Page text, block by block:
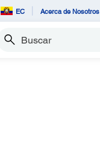
EC Acerca de Nosotros
Buscar